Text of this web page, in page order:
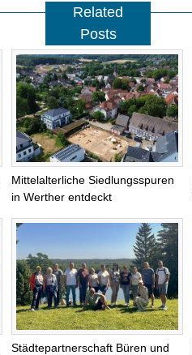
Related
Posts
Mittelalterliche Siedlungsspuren
in Werther entdeckt
Städtepartnerschaft Büren und